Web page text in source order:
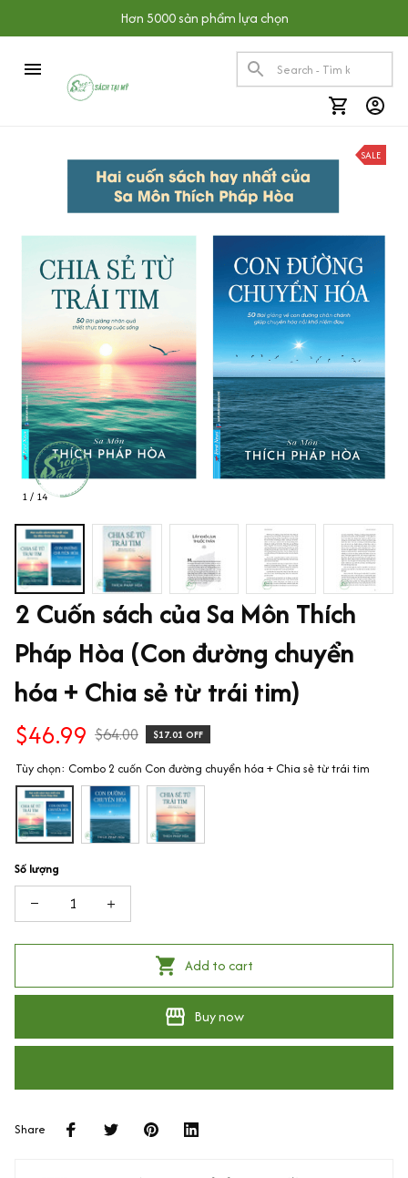
Hơn 5000 sản phẩm lựa chọn
1 / 14
SALE
2 Cuốn sách của Sa Môn Thích
Pháp Hòa (Con đường chuyển
hóa + Chia sẻ từ trái tim)
$46.99 $64.00 $17.01 OFF
Tùy chọn: Combo 2 cuốn Con đường chuyển hóa + Chia sẻ từ trái tim
Số lượng
Add to cart
Buy now
Share